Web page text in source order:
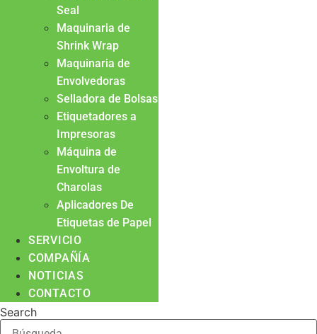
Seal
Maquinaria de
Shrink Wrap
Maquinaria de
Envolvedoras
Selladora de Bolsas
Etiquetadores a
Impresoras
Máquina de
Envoltura de
Charolas
Aplicadores De
Etiquetas de Papel
SERVICIO
COMPAÑÍA
NOTICIAS
CONTACTO
Search